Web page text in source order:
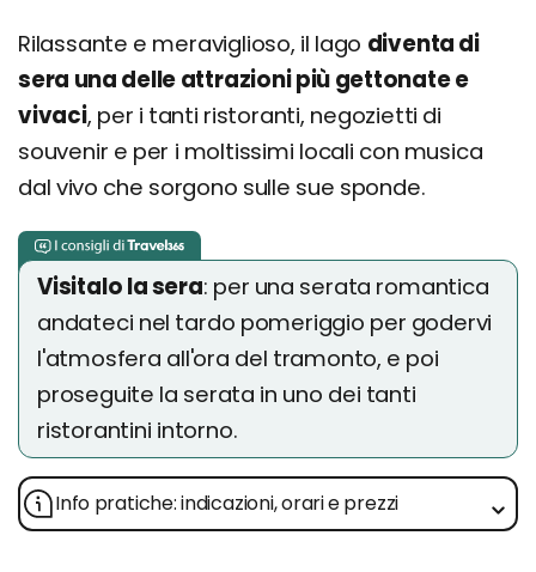
Rilassante e meraviglioso, il lago diventa di
sera una delle attrazioni più gettonate e
vivaci, per i tanti ristoranti, negozietti di
souvenir e per i moltissimi locali con musica
dal vivo che sorgono sulle sue sponde.
Visitalo la sera: per una serata romantica
andateci nel tardo pomeriggio per godervi
l'atmosfera all'ora del tramonto, e poi
proseguite la serata in uno dei tanti
ristorantini intorno.
Info pratiche: indicazioni, orari e prezzi